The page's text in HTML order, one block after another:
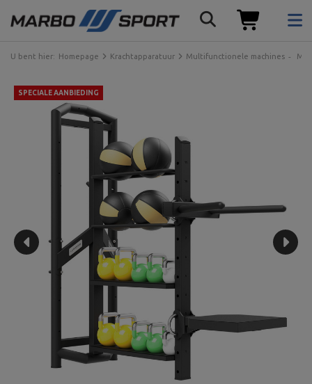
U bent hier: Homepage Krachtapparatuur Multifunctionele machines
SPECIALE AANBIEDING